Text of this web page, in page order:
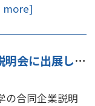
more]
愛知工業大学企業説明会に出展しました
の合同企業説明